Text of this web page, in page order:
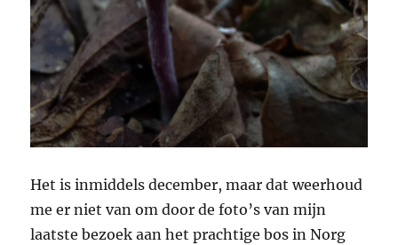
Het is inmiddels december, maar dat weerhoud
me er niet van om door de foto’s van mijn
laatste bezoek aan het prachtige bos in Norg